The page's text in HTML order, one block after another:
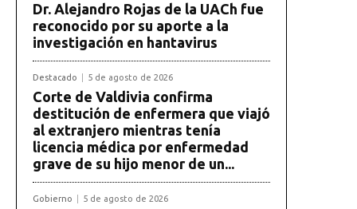
Dr. Alejandro Rojas de la UACh fue
reconocido por su aporte a la
investigación en hantavirus
Destacado 5 de agosto de 2026
Corte de Valdivia confirma
destitución de enfermera que viajó
al extranjero mientras tenía
licencia médica por enfermedad
grave de su hijo menor de un...
Gobierno 5 de agosto de 2026